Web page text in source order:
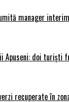
manager
Apuseni: doi turiști
recuperate în